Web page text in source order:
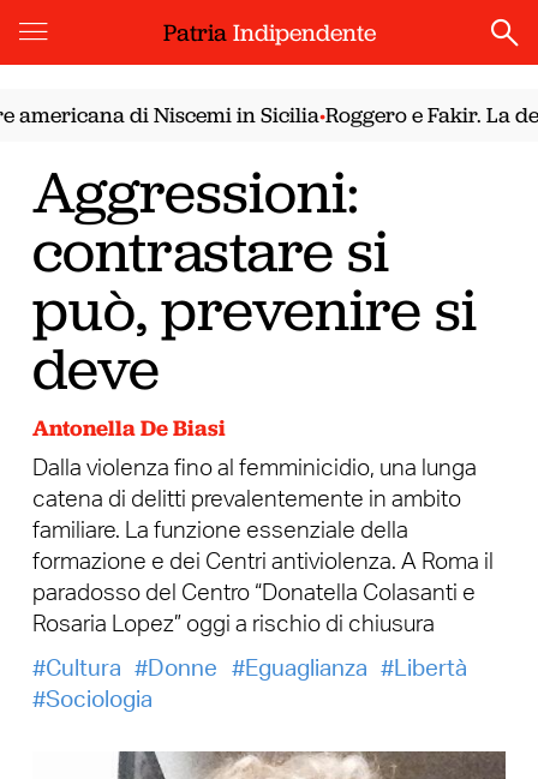
PatriaIndipendente
di Niscemi in Sicilia•Roggero e Fakir. La
Aggressioni:
contrastare si
può, prevenire si
deve
Antonella De Biasi
Dalla violenza fino al femminicidio, una lunga
catena di delitti prevalentemente in ambito
familiare. La funzione essenziale della
formazione e dei Centri antiviolenza. A Roma il
paradosso del Centro “Donatella Colasanti e
Rosaria Lopez” oggi a rischio di chiusura
Cultura
Donne Eguaglianza
Libertà
Sociologia